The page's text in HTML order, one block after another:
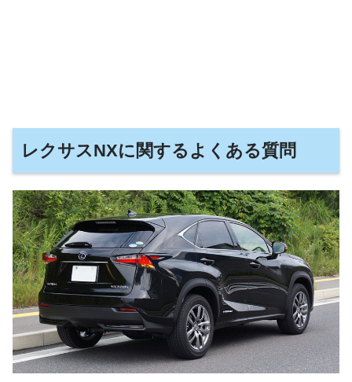
レクサスNXに関するよくある質問